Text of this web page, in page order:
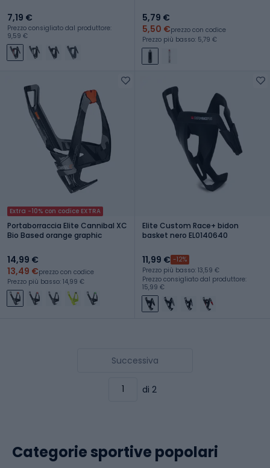
7,19 €
Prezzo consigliato dal produttore:
9,59 €
5,79 €
5,50 €prezzo con codice
Prezzo più basso: 5,79 €
Extra -10% con codice EXTRA
Portaborraccia Elite Cannibal XC
Bio Based orange graphic
14,99 €
13,49 €prezzo con codice
Prezzo più basso: 14,99 €
Elite Custom Race+ bidon
basket nero EL0140640
11,99 € -12%
Prezzo più basso: 13,59 €
Prezzo consigliato dal produttore:
15,99 €
Successiva
di 2
Categorie sportive popolari